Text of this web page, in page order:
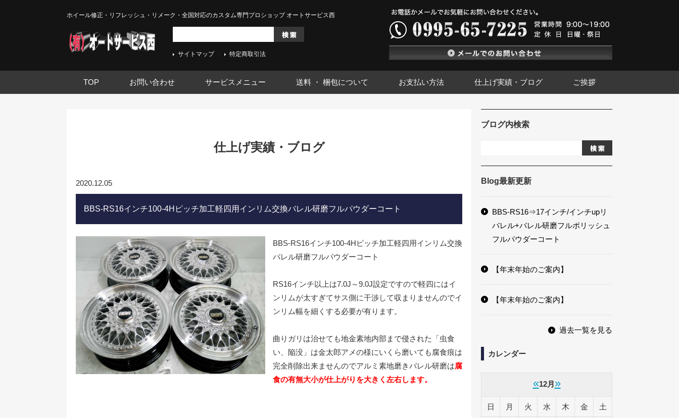
ホイール修正・リフレッシュ・リメーク・全国対応のカスタム専門プロショップ オートサービス西
サイトマップ 特定商取引法
TOP お問い合わせ サービスメニュー 送料 ・ 梱包について お支払い方法 仕上げ実績・ブログ ご挨拶
仕上げ実績・ブログ
2020.12.05
BBS-RS16インチ100-4Hピッチ加工軽四用インリム交換バレル研磨フルパウダーコート
BBS-RS16インチ100-4Hピッチ加工軽四用インリム交換
バレル研磨フルパウダーコート
RS16インチ以上は7.0J～9.0J設定ですので軽四にはイ
ンリムが太すぎてサス側に干渉して収まりませんのでイ
ンリム幅を細くする必要が有ります。
曲りガリは治せても地金素地内部まで侵された「虫食
い、陥没」は金太郎アメの様にいくら磨いても腐食痕は
完全削除出来ませんのでアルミ素地磨きバレル研磨は腐
食の有無大小が仕上がりを大きく左右します。
ブログ内検索
Blog最新更新
BBS-RS16⇒17インチ/インチupリ
バレル+バレル研磨フルポリッシュ
フルパウダーコート
【年末年始のご案内】
【年末年始のご案内】
過去一覧を見る
カレンダー
«12月 »
日 月 火 水 木 金 土